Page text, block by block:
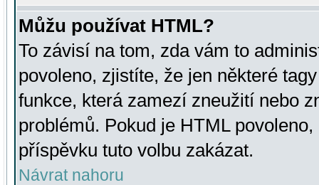
Můžu používat HTML?
To závisí na tom, zda vám to
povoleno, zjistíte, že jen některé
funkce, která zamezí zneužití nebo
problémů. Pokud je HTML
příspěvku tuto volbu zakázat.
Návrat nahoru